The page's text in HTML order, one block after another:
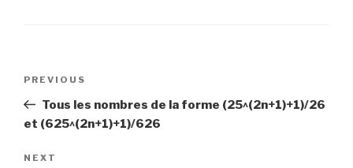
Previous
Post
PREVIOUS
Tous les nombres de la forme (25^(2n+1)+1)/26
et (625^(2n+1)+1)/626
Next
NEXT